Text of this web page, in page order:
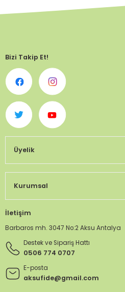
Bizi Takip Et!
Üyelik
Kurumsal
İletişim
Barbaros mh. 3047 No:2 Aksu Antalya
Destek ve Sipariş Hattı
0506 774 0707
E-posta
aksufide@gmail.com